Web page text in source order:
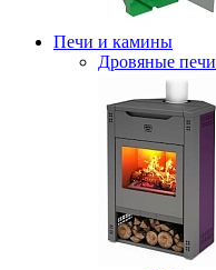
Печи и камины
Дровяные печи